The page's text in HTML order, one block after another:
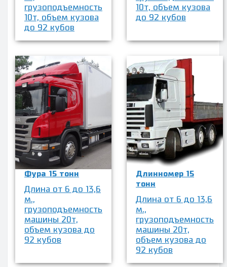
грузоподъемность
10т, объем кузова
до 92 кубов
10т, объем кузова
до 92 кубов
Фура 15 тонн
Длина от 6 до 13,6
м.,
грузоподъемность
машины 20т,
объем кузова до
92 кубов
Длинномер 15
тонн
Длина от 6 до 13,6
м.,
грузоподъемность
машины 20т,
объем кузова до
92 кубов